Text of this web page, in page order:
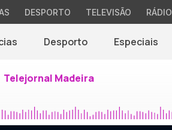
DESPORTO TELEVISÃO RÁDIO
Desporto Especiais
Telejornal Madeira